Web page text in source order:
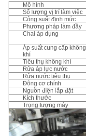
Mô hình
Số lượng vị trí làm việc
Công suất định mức
Phương pháp làm đầy
Chai áp dụng
Áp suất cung cấp không
khí
Tiêu thụ không khí
Rửa áp lực nước
Rửa nước tiêu thụ
Động cơ chính
Nguồn điện lắp đặt
Kích thước
Trọng lượng máy